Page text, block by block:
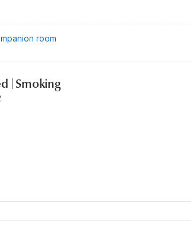
room
| Smoking